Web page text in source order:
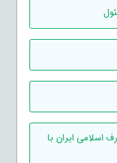
ایران با